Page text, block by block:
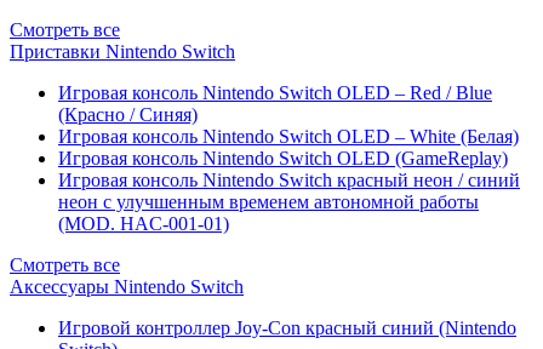
Смотреть все
Приставки Nintendo Switch
Игровая консоль Nintendo Switch OLED – Red / Blue
(Красно / Синяя)
Игровая консоль Nintendo Switch OLED – White (Белая)
Игровая консоль Nintendo Switch OLED (GameReplay)
Игровая консоль Nintendo Switch красный неон / синий
неон с улучшенным временем автономной работы
(MOD. HAC-001-01)
Смотреть все
Аксессуары Nintendo Switch
Игровой контроллер Joy-Con красный синий (Nintendo